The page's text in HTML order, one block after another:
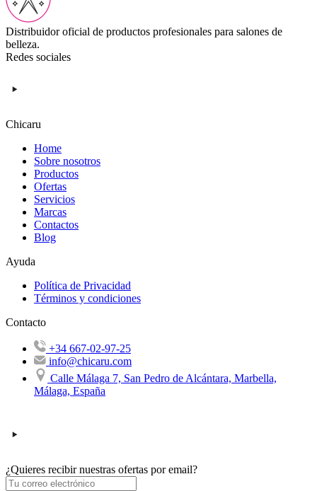
Distribuidor oficial de productos profesionales para salones de
belleza.
Redes sociales
Chicaru
Home
Sobre nosotros
Productos
Ofertas
Servicios
Marcas
Contactos
Blog
Ayuda
Política de Privacidad
Términos y condiciones
Contacto
+34 667-02-97-25
info@chicaru.com
Calle Málaga 7, San Pedro de Alcántara, Marbella,
Málaga, España
¿Quieres recibir nuestras ofertas por email?